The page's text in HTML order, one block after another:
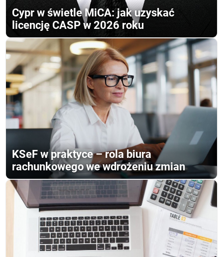
Cypr w świetle MiCA: jak uzyskać
licencję CASP w 2026 roku
KSeF w praktyce – rola biura
rachunkowego we wdrożeniu zmian